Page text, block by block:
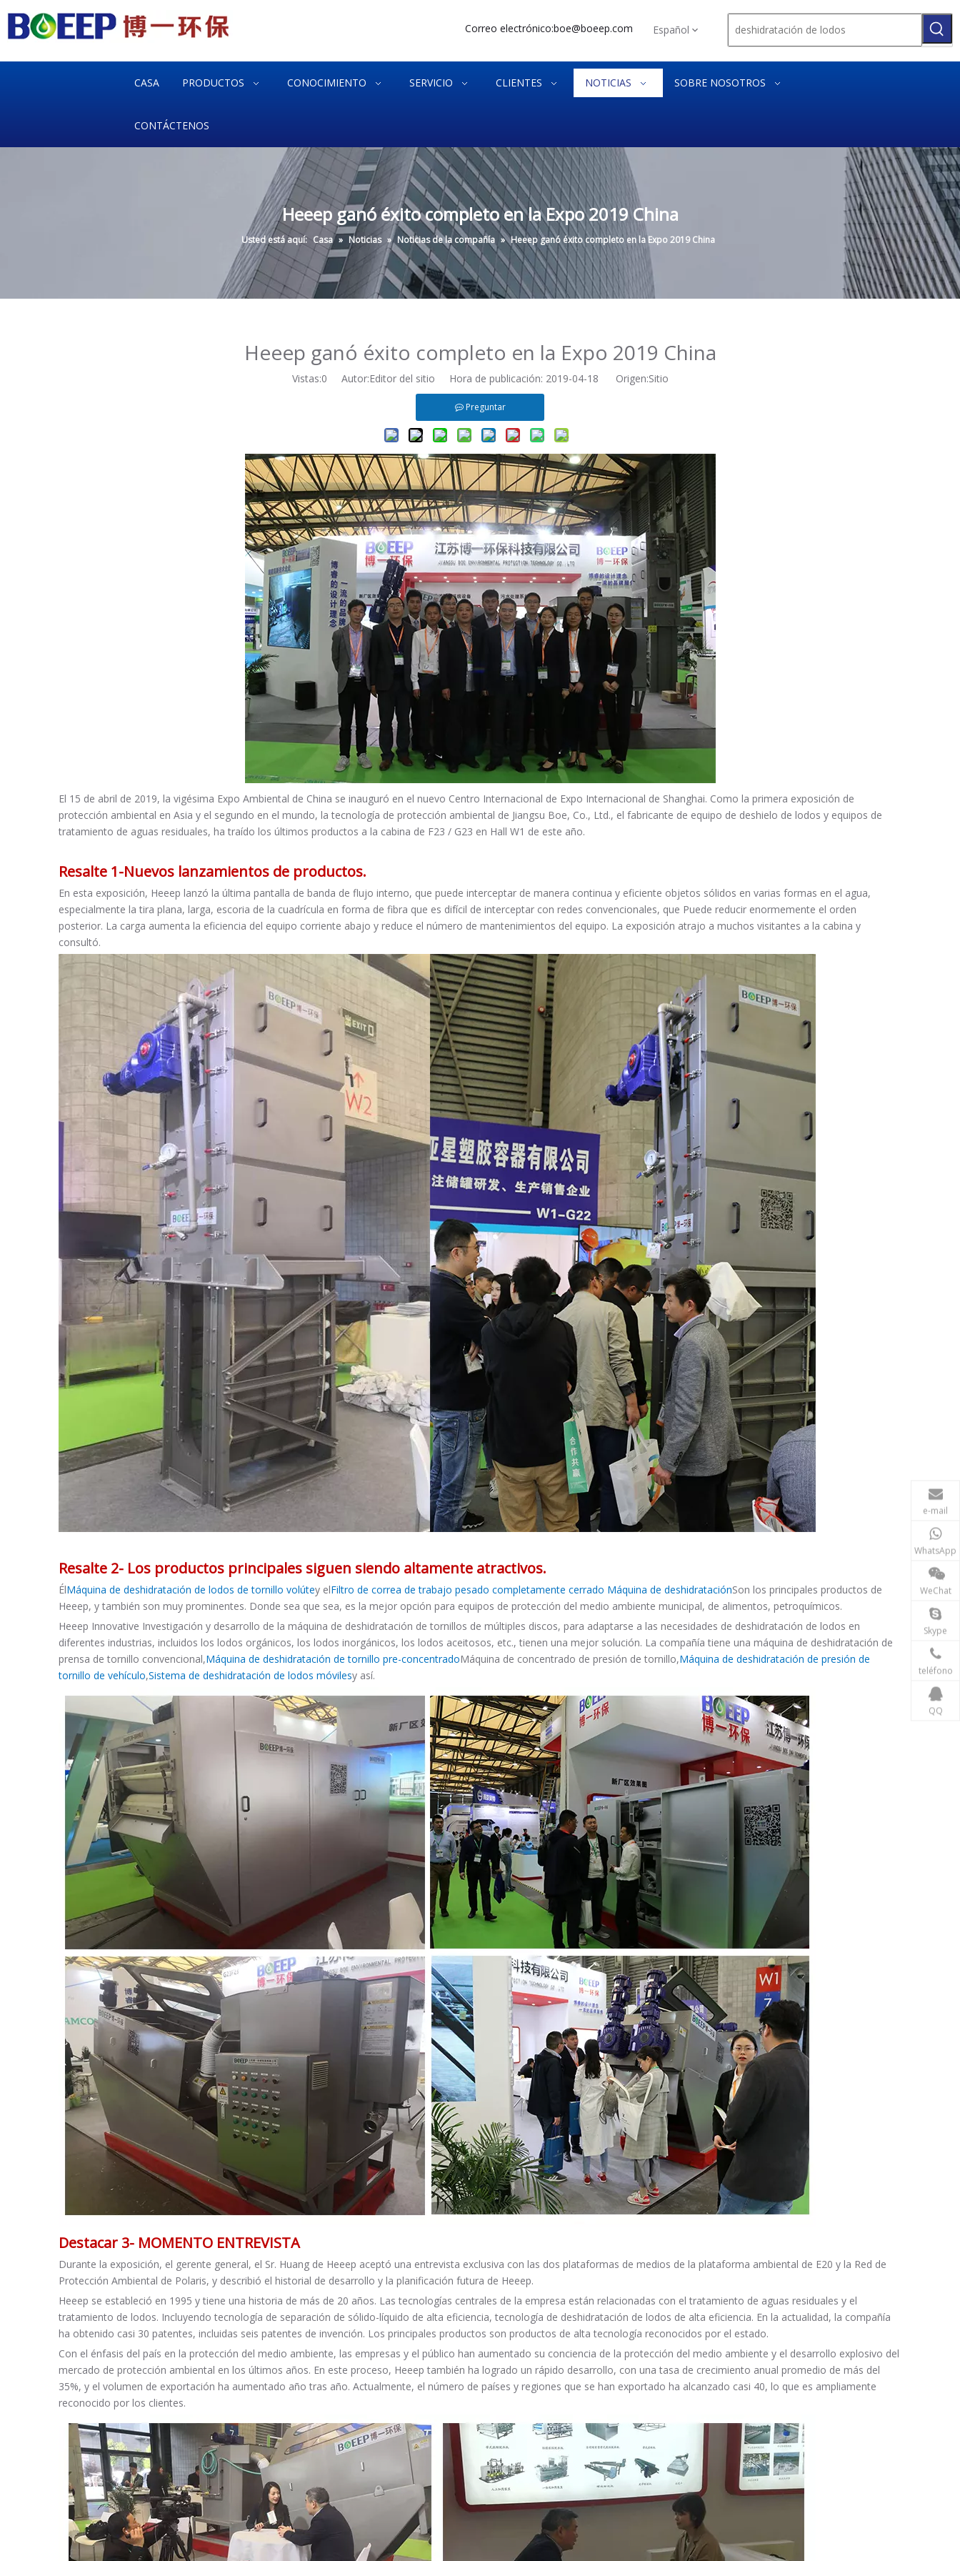
Correo electrónico:boe@boeep.com Español
CASA PRODUCTOS CONOCIMIENTO SERVICIO CLIENTES NOTICIAS SOBRE NOSOTROS
CONTÁCTENOS
Heeep ganó éxito completo en la Expo 2019 China
Usted está aquí: Casa » Noticias » Noticias de la compañía » Heeep ganó éxito completo en la Expo 2019 China
Heeep ganó éxito completo en la Expo 2019 China
Vistas:0 Autor:Editor del sitio Hora de publicación: 2019-04-18 Origen:Sitio
Preguntar
El 15 de abril de 2019, la vigésima Expo Ambiental de China se inauguró en el nuevo Centro Internacional de Expo Internacional de Shanghai. Como la primera exposición de
protección ambiental en Asia y el segundo en el mundo, la tecnología de protección ambiental de Jiangsu Boe, Co., Ltd., el fabricante de equipo de deshielo de lodos y equipos de
tratamiento de aguas residuales, ha traído los últimos productos a la cabina de F23 / G23 en Hall W1 de este año.
Resalte 1-Nuevos lanzamientos de productos.
En esta exposición, Heeep lanzó la última pantalla de banda de flujo interno, que puede interceptar de manera continua y eficiente objetos sólidos en varias formas en el agua,
especialmente la tira plana, larga, escoria de la cuadrícula en forma de fibra que es difícil de interceptar con redes convencionales, que Puede reducir enormemente el orden
posterior. La carga aumenta la eficiencia del equipo corriente abajo y reduce el número de mantenimientos del equipo. La exposición atrajo a muchos visitantes a la cabina y
consultó.
Resalte 2- Los productos principales siguen siendo altamente atractivos.
ÉlMáquina de deshidratación de lodos de tornillo volútey elFiltro de correa de trabajo pesado completamente cerrado Máquina de deshidrataciónSon los principales productos de
Heeep, y también son muy prominentes. Donde sea que sea, es la mejor opción para equipos de protección del medio ambiente municipal, de alimentos, petroquímicos.
Heeep Innovative Investigación y desarrollo de la máquina de deshidratación de tornillos de múltiples discos, para adaptarse a las necesidades de deshidratación de lodos en
diferentes industrias, incluidos los lodos orgánicos, los lodos inorgánicos, los lodos aceitosos, etc., tienen una mejor solución. La compañía tiene una máquina de deshidratación de
prensa de tornillo convencional,Máquina de deshidratación de tornillo pre-concentradoMáquina de concentrado de presión de tornillo,Máquina de deshidratación de presión de
tornillo de vehículo,Sistema de deshidratación de lodos móvilesy así.
Destacar 3- MOMENTO ENTREVISTA
Durante la exposición, el gerente general, el Sr. Huang de Heeep aceptó una entrevista exclusiva con las dos plataformas de medios de la plataforma ambiental de E20 y la Red de
Protección Ambiental de Polaris, y describió el historial de desarrollo y la planificación futura de Heeep.
Heeep se estableció en 1995 y tiene una historia de más de 20 años. Las tecnologías centrales de la empresa están relacionadas con el tratamiento de aguas residuales y el
tratamiento de lodos. Incluyendo tecnología de separación de sólido-líquido de alta eficiencia, tecnología de deshidratación de lodos de alta eficiencia. En la actualidad, la compañía
ha obtenido casi 30 patentes, incluidas seis patentes de invención. Los principales productos son productos de alta tecnología reconocidos por el estado.
Con el énfasis del país en la protección del medio ambiente, las empresas y el público han aumentado su conciencia de la protección del medio ambiente y el desarrollo explosivo del
mercado de protección ambiental en los últimos años. En este proceso, Heeep también ha logrado un rápido desarrollo, con una tasa de crecimiento anual promedio de más del
35%, y el volumen de exportación ha aumentado año tras año. Actualmente, el número de países y regiones que se han exportado ha alcanzado casi 40, lo que es ampliamente
reconocido por los clientes.
e-mail
WhatsApp
WeChat
Skype
teléfono
QQ